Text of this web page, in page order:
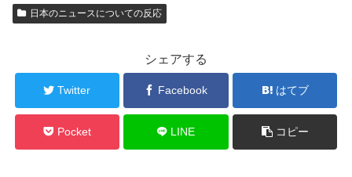
日本のニュースについての反応
シェアする
Twitter Facebook はてブ
Pocket LINE コピー